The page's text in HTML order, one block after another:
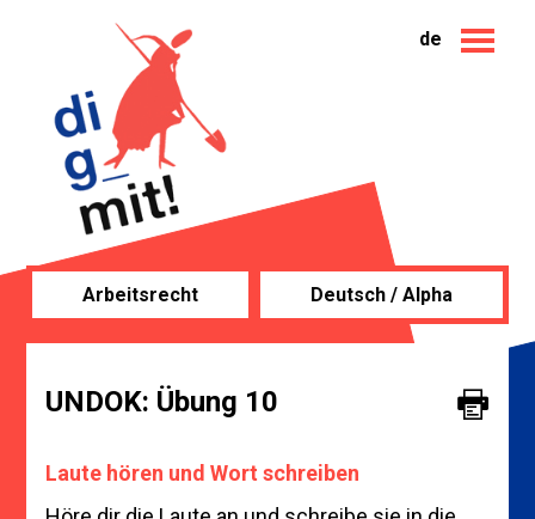
de
Arbeitsrecht Deutsch / Alpha
UNDOK: Übung 10
Laute hören und Wort schreiben